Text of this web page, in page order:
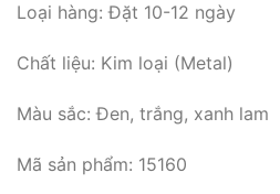
Loại hàng: Đặt 10-12 ngày
Chất liệu: Kim loại (Metal)
Màu sắc: Đen, trắng, xanh lam
Mã sản phẩm: 15160